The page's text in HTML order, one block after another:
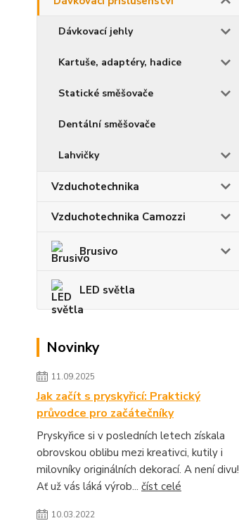
Dávkovací jehly
Kartuše, adaptéry, hadice
Statické směšovače
Dentální směšovače
Lahvičky
Vzduchotechnika
Vzduchotechnika Camozzi
Brusivo
LED světla
Novinky
11.09.2025
Jak začít s pryskyřicí: Praktický
průvodce pro začátečníky
Pryskyřice si v posledních letech získala
obrovskou oblibu mezi kreativci, kutily i
milovníky originálních dekorací. A není divu!
Ať už vás láká výrob... číst celé
10.03.2022